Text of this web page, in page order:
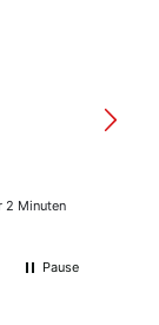
2 Minuten
Pause